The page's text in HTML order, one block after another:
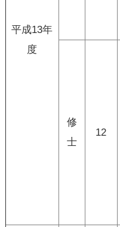
平成13年
度
修
士
12